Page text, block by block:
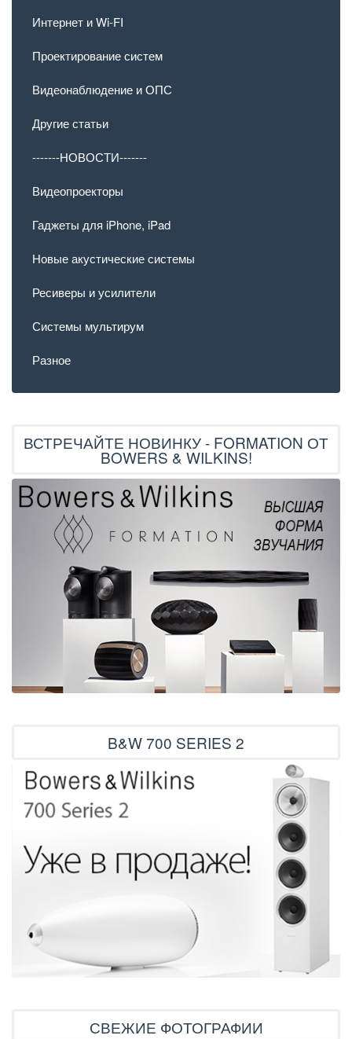
Интернет и Wi-FI
Проектирование систем
Видеонаблюдение и ОПС
Другие статьи
-------НОВОСТИ-------
Видеопроекторы
Гаджеты для iPhone, iPad
Новые акустические системы
Ресиверы и усилители
Системы мультирум
Разное
ВСТРЕЧАЙТЕ НОВИНКУ - FORMATION ОТ
BOWERS & WILKINS!
B&W 700 SERIES 2
СВЕЖИЕ ФОТОГРАФИИ